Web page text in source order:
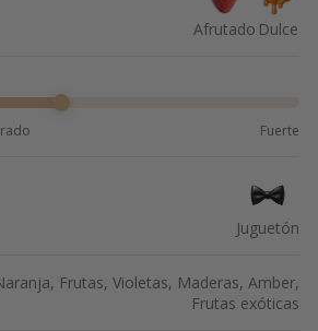
Afrutado Dulce
Fuerte
Juguetón
Frutas, Violetas, Maderas, Amber,
Frutas exóticas